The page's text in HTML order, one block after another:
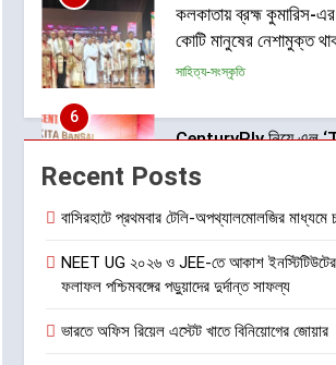
কলকাতায় ব্রহ্ম কুমারিস-
কোটি মানুষের নেশামুক্ত
গ্রহণ বিষয়ক মেগা
সাহিত্য-সংস্কৃতি
6
CenturyPly নিয়ে এল
Cover’—প্লাইউডের ওপর
প্রথম পূর্ণাঙ্গ ওয়ারেন্টি যা
তৈরির সম্পূর্ণ খরচ পুষিয়ে
গড়িয়াহাটে ঐতিহ্য-প্রাণিত
শোরুমের শুভ উদ্বোধন করল
Recent Posts
বাসিরহাটে প্রথমবার টেলি-অপথ্যালমোলজির মাধ্যমে
NEET UG ২০২৬ ও JEE-তে আকাশ
ফলাফল পশ্চিমবঙ্গের পড়ুয়াদের দুর্দান্ত সাফল্য
ভারতে অফিস রিয়েল এস্টেট খাতে বিনিয়োগের জোয়ার